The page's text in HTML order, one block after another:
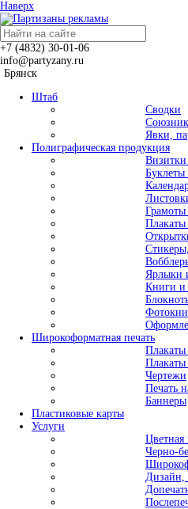
Наверх
+7 (4832) 30-01-06
info@partyzany.ru
Брянск
Штаб
Сводки
Явки,
Полиграфическая продукция
Буклеты
Ярлыки
Книги и
Широкоформатная печать
Чертежи
Печать
Баннеры
Пластиковые карты
Услуги
Цветная
Черно-
Дизайн,